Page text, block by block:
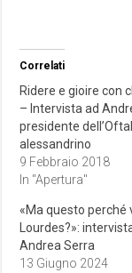
Correlati
Ridere e gioire con
– Intervista ad
presidente dell’Oftal
alessandrino
9 Febbraio 2018
In "Apertura"
«Ma questo perché
Lourdes?»:
Andrea Serra
13 Giugno 2024